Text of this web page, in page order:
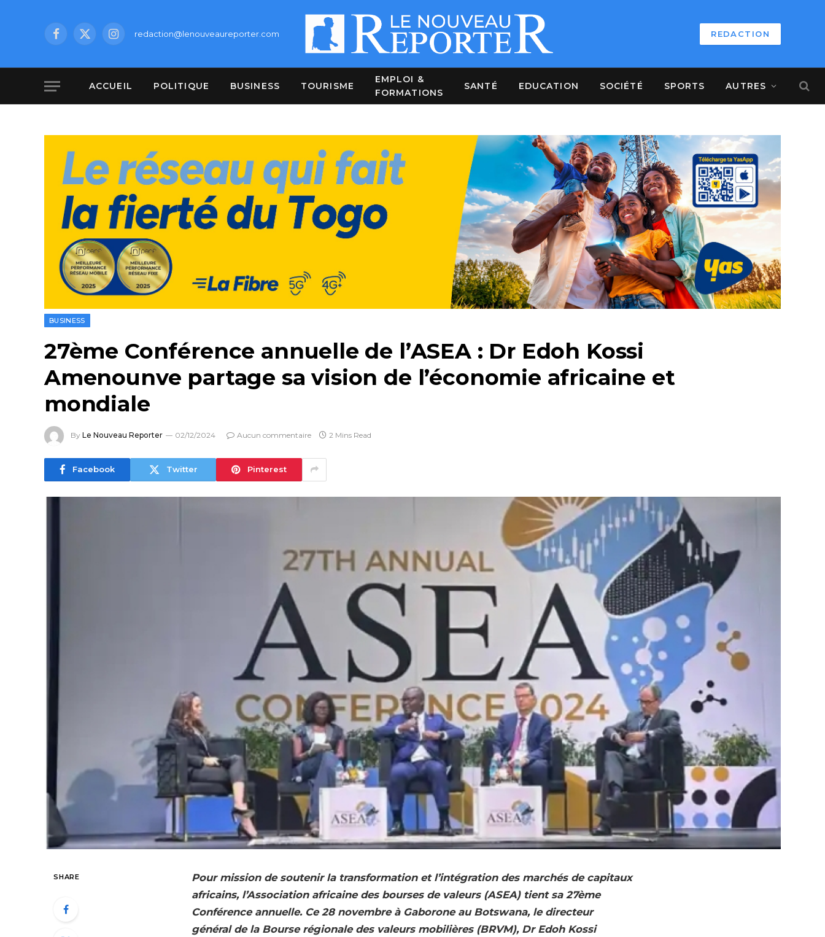
Facebook
X
Instagramredaction@lenouveaureporter.com REDACTION
ACCUEIL POLITIQUE BUSINESS TOURISME
EMPLOI &
FORMATIONS
SANTÉ EDUCATION SOCIÉTÉ SPORTS AUTRES
BUSINESS
27ème Conférence annuelle de l’ASEA : Dr Edoh Kossi
Amenounve partage sa vision de l’économie africaine et
mondiale
By Le Nouveau Reporter 02/12/2024 Aucun commentaire 2 Mins Read
Facebook Twitter Pinterest
SHARE
Pour mission de soutenir la transformation et l’intégration des marchés de capitaux
africains, l’Association africaine des bourses de valeurs (ASEA) tient sa 27ème
Conférence annuelle. Ce 28 novembre à Gaborone au Botswana, le directeur
général de la Bourse régionale des valeurs mobilières (BRVM), Dr Edoh Kossi